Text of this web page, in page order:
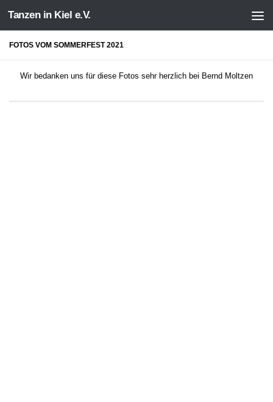
Zum Inhalt springen
Tanzen in Kiel e.V.
FOTOS VOM SOMMERFEST 2021
Wir bedanken uns für diese Fotos sehr herzlich bei Bernd Moltzen